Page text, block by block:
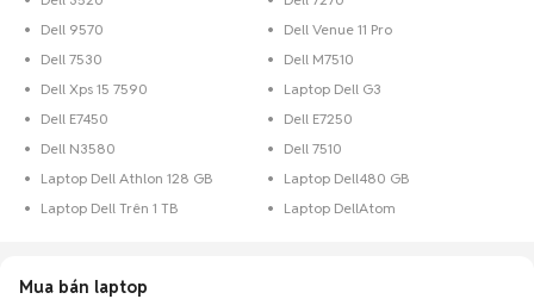
Dell 9570
Dell Venue 11 Pro
Dell 7530
Dell M7510
Dell Xps 15 7590
Laptop Dell G3
Dell E7450
Dell E7250
Dell N3580
Dell 7510
Laptop Dell Athlon 128 GB
Laptop Dell480 GB
Laptop Dell Trên 1 TB
Laptop DellAtom
Mua bán laptop